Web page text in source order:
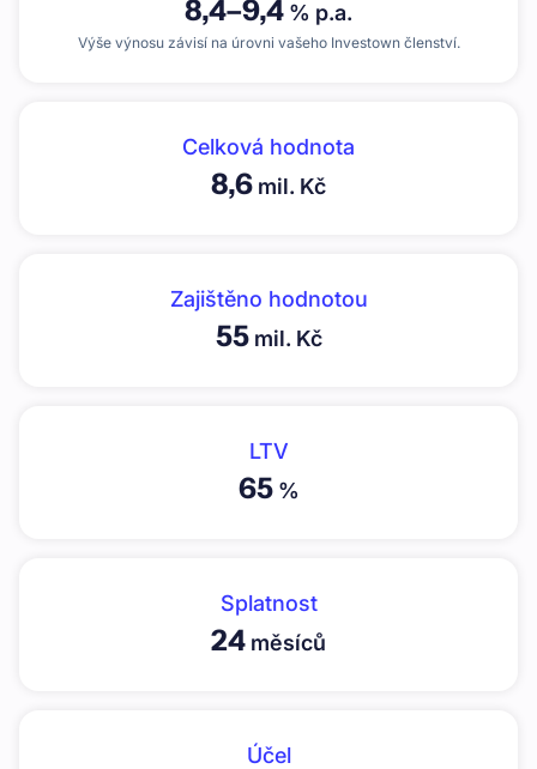
8,4–9,4 % p.a.
Výše výnosu závisí na úrovni vašeho Investown členství.
Celková hodnota
8,6 mil. Kč
Zajištěno hodnotou
55mil. Kč
LTV
65%
Splatnost
24 měsíců
Účel